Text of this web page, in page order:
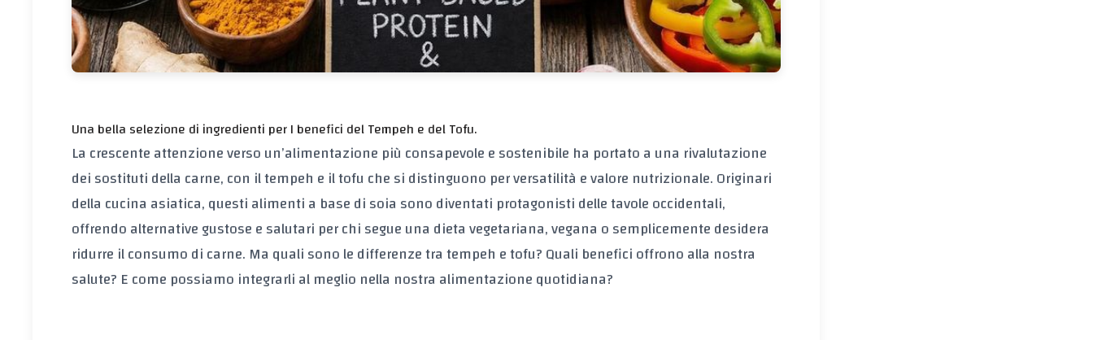
Una bella selezione di ingredienti per I benefici del Tempeh e del Tofu.
La crescente attenzione verso un’alimentazione più consapevole e sostenibile ha portato a una rivalutazione
dei sostituti della carne, con il tempeh e il tofu che si distinguono per versatilità e valore nutrizionale. Originari
della cucina asiatica, questi alimenti a base di soia sono diventati protagonisti delle tavole occidentali,
offrendo alternative gustose e salutari per chi segue una dieta vegetariana, vegana o semplicemente desidera
ridurre il consumo di carne. Ma quali sono le differenze tra tempeh e tofu? Quali benefici offrono alla nostra
salute? E come possiamo integrarli al meglio nella nostra alimentazione quotidiana?